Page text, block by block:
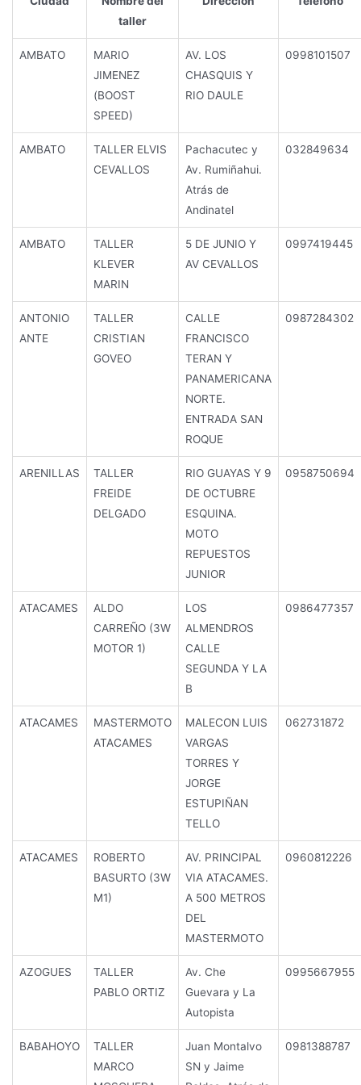
taller
AMBATO
MARIO
JIMENEZ
(BOOST
SPEED)
AV. LOS
CHASQUIS Y
RIO DAULE
0998101507
AMBATO
TALLER ELVIS
CEVALLOS
Pachacutec y
Av. Rumiñahui.
Atrás de
Andinatel
032849634
AMBATO
TALLER
KLEVER
MARIN
5 DE JUNIO Y
AV CEVALLOS
0997419445
ANTONIO
ANTE
TALLER
CRISTIAN
GOVEO
CALLE
FRANCISCO
TERAN Y
PANAMERICANA
NORTE.
ENTRADA SAN
ROQUE
0987284302
ARENILLAS
TALLER
FREIDE
DELGADO
RIO GUAYAS Y 9
DE OCTUBRE
ESQUINA.
MOTO
REPUESTOS
JUNIOR
0958750694
ATACAMES
ALDO
CARREÑO (3W
MOTOR 1)
LOS
ALMENDROS
CALLE
SEGUNDA Y LA
B
0986477357
ATACAMES
MASTERMOTO
ATACAMES
MALECON LUIS
VARGAS
TORRES Y
JORGE
ESTUPIÑAN
TELLO
062731872
ATACAMES
ROBERTO
BASURTO (3W
M1)
AV. PRINCIPAL
VIA ATACAMES.
A 500 METROS
DEL
MASTERMOTO
0960812226
AZOGUES
TALLER
PABLO ORTIZ
Av. Che
Guevara y La
Autopista
0995667955
BABAHOYO
TALLER
MARCO
Juan Montalvo
SN y Jaime
0981388787